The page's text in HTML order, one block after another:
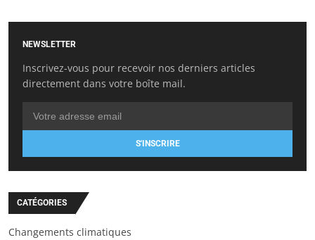
NEWSLETTER
Inscrivez-vous pour recevoir nos derniers articles
directement dans votre boîte mail.
S'INSCRIRE
CATÉGORIES
Changements climatiques